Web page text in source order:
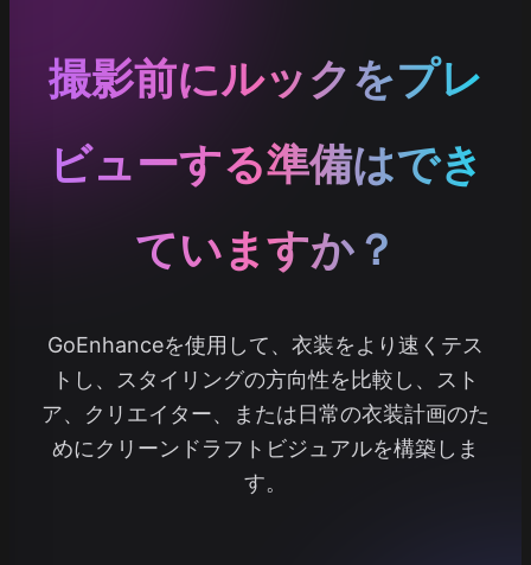
撮影前にルックをプレ
ビューする準備はでき
ていますか？
GoEnhanceを使用して、衣装をより速くテス
トし、スタイリングの方向性を比較し、スト
ア、クリエイター、または日常の衣装計画のた
めにクリーンドラフトビジュアルを構築しま
す。